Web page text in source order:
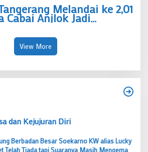
Melandai ke 2,01
Cabai Anjlok Jadi
Harga
View More
dan Kejujuran Diri
Berbadan Besar Soekarno KW alias Lucky
Telah Tiada tapi Suaranya Masih Mengema